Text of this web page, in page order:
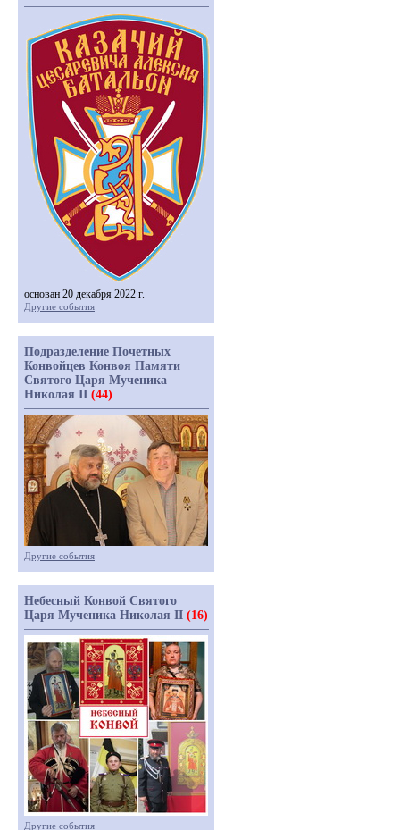
основан 20 декабря 2022 г.
Другие события
Подразделение Почетных
Конвойцев Конвоя Памяти
Святого Царя Мученика
Николая II (44)
Другие события
Небесный Конвой Святого
Царя Мученика Николая II (16)
Другие события